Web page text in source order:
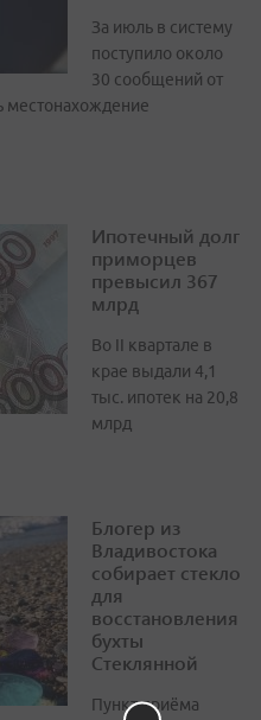
За июль в систему
поступило около
30 сообщений от
местонахождение
Ипотечный долг
приморцев
превысил 367
млрд
Во II квартале в
крае выдали 4,1
тыс. ипотек на 20,8
млрд
Блогер из
Владивостока
собирает стекло
для
восстановления
бухты
Стеклянной
Пункт приёма